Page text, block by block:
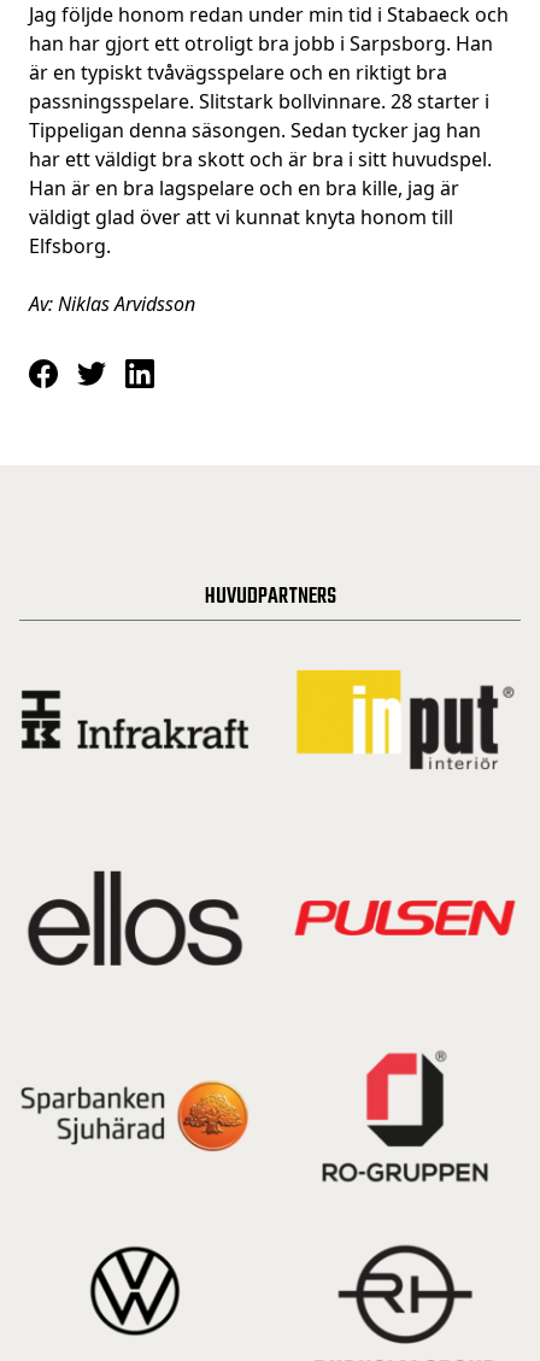
Jag följde honom redan under min tid i Stabaeck och
han har gjort ett otroligt bra jobb i Sarpsborg. Han
är en typiskt tvåvägsspelare och en riktigt bra
passningsspelare. Slitstark bollvinnare. 28 starter i
Tippeligan denna säsongen. Sedan tycker jag han
har ett väldigt bra skott och är bra i sitt huvudspel.
Han är en bra lagspelare och en bra kille, jag är
väldigt glad över att vi kunnat knyta honom till
Elfsborg.
Av: Niklas Arvidsson
HUVUDPARTNERS